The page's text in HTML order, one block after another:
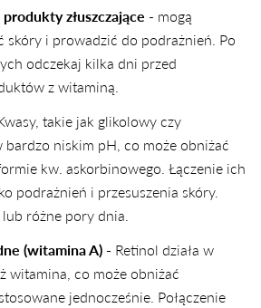
złuszczające - mogą
skóry i prowadzić do podrażnień. Po
odczekaj kilka dni przed
z witaminą.
takie jak glikolowy czy
bardzo niskim pH, co może obniżać
kw. askorbinowego. Łączenie ich
podrażnień i przesuszenia skóry.
różne pory dnia.
(witamina A) - Retinol działa w
witamina, co może obniżać
jednocześnie. Połączenie